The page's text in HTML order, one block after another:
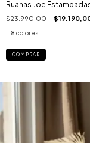
Ruanas Joe
$23.990,00
8 colores
COMPRAR